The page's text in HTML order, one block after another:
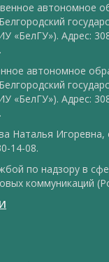
автономное
«БелГУ»). Адрес:
автономное
«БелГУ»). Адрес:
Наталья Игоревна,
14-08.
по надзору в
коммуникаций